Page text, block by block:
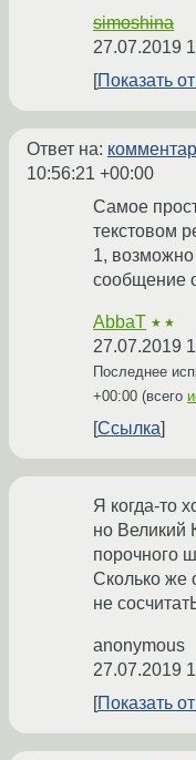
simoshina
27.07.2019
Показать
Ответ на:
10:56:21 +00:00
Самое
текстовом
1,
сообщение
AbbaT ★★
27.07.2019
Последнее
+00:00 (всего
Ссылка
Я когда-то
но Великий
порочного
Сколько же
не
anonymous
27.07.2019
Показать